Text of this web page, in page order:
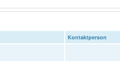
Kontaktperson